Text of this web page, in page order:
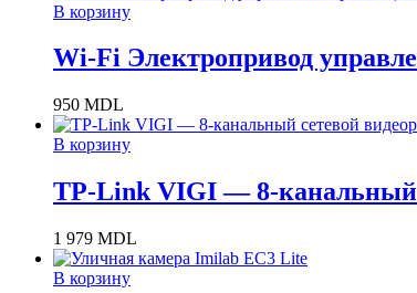
В корзину
Wi-Fi Электропривод
950 MDL
В корзину
TP-Link VIGI — 8-канальный
1 979 MDL
В корзину